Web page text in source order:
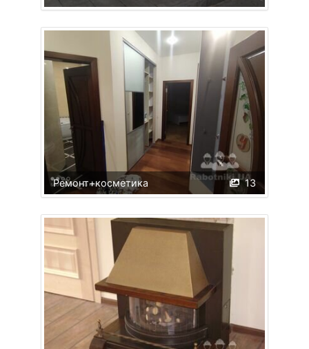
13
Ремонт+косметика